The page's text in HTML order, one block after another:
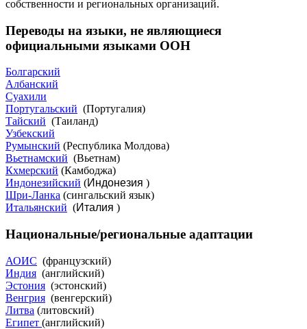
собственности и региональных организаций.
Переводы на языки, не являющиеся
официальными языками ООН
Болгарский
Албанский
Суахили
Португальский (Португалия)
Тайский (Таиланд)
Узбекский
Румынский (Республика Молдова)
Вьетнамский (Вьетнам)
Кхмерский (Камбоджа)
Индонезийский (Индонезия )
Шри-Ланка (сингальский язык)
Итальянский (Италия )
Национальные/региональные адаптации
АОИС (французский)
Индия (английский)
Эстония (эстонский)
Венгрия (венгерский)
Литва (литовский)
Египет (английский)